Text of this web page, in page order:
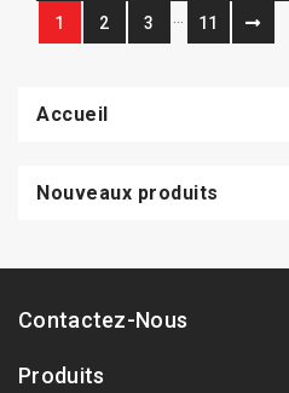
1 2 3 11
Accueil
Nouveaux produits
Contactez-Nous
Produits